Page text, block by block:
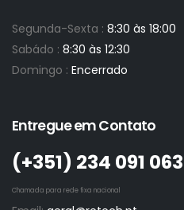
Segunda-Sexta : 8:30 às 18:00
Sabádo : 8:30 às 12:30
Domingo : Encerrado
Entregue em Contato
(+351)­ 234 091 063
Chamada para rede fixa nacional